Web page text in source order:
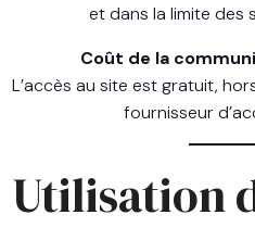
et dans la limite des
Coût de la
L’accès au site est gratuit,
fournisseur
Utilisation